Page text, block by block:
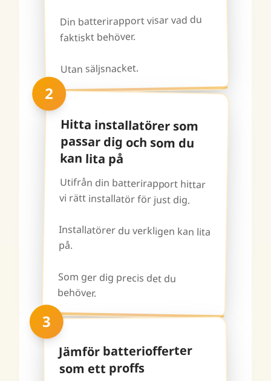
Din batterirapport visar vad du
faktiskt behöver.
Utan säljsnacket.
2
Hitta installatörer som
passar dig och som du
kan lita på
Utifrån din batterirapport hittar
vi rätt installatör för just dig.
Installatörer du verkligen kan lita
på.
Som ger dig precis det du
behöver.
3
Jämför batteriofferter
som ett proffs